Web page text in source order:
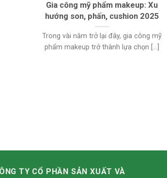
Gia công mỹ phẩm makeup: Xu
hướng son, phấn, cushion 2025
Trong vài năm trở lại đây, gia công mỹ
phẩm makeup trở thành lựa chọn [...]
TY CỔ PHẦN SẢN XUẤT VÀ